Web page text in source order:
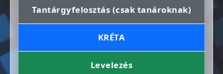
Tantárgyfelosztás (csak tanároknak)
KRÉTA
Levelezés